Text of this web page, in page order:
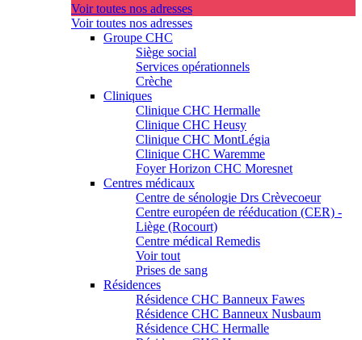
Voir toutes nos adresses
Voir toutes nos adresses
Groupe CHC
Siège social
Services opérationnels
Crèche
Cliniques
Clinique CHC Hermalle
Clinique CHC Heusy
Clinique CHC MontLégia
Clinique CHC Waremme
Foyer Horizon CHC Moresnet
Centres médicaux
Centre de sénologie Drs Crèvecoeur
Centre européen de rééducation (CER) -
Liège (Rocourt)
Centre médical Remedis
Voir tout
Prises de sang
Résidences
Résidence CHC Banneux Fawes
Résidence CHC Banneux Nusbaum
Résidence CHC Hermalle